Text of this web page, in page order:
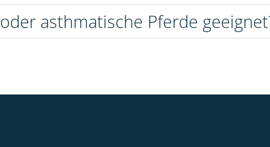
asthmatische Pferde